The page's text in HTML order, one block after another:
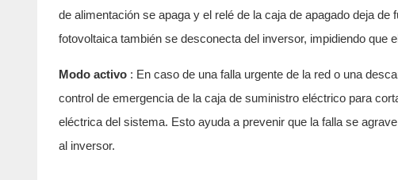
de alimentación se apaga y el relé de la caja de apagado deja
fotovoltaica también se desconecta del inversor, impidiendo que
Modo activo: En caso de una falla urgente de la red o una
control de emergencia de la caja de suministro eléctrico para
eléctrica del sistema. Esto ayuda a prevenir que la falla se
al inversor.